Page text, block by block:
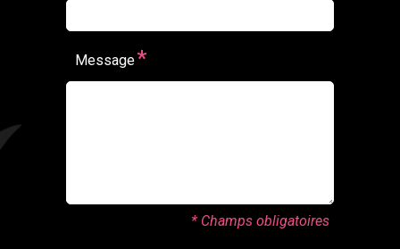
Message*
* Champs obligatoires